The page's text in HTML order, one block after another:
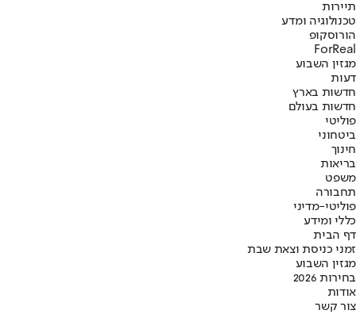
תיירות
טכנולוגיה ומדע
הורוסקופ
ForReal
מגזין השבוע
דעות
חדשות בארץ
חדשות בעולם
פוליטי
ביטחוני
חינוך
בריאות
משפט
תחבורה
פוליטי-מדיני
כללי ומידע
דף הבית
זמני כניסת וצאת שבת
מגזין השבוע
בחירות 2026
אודות
צור קשר